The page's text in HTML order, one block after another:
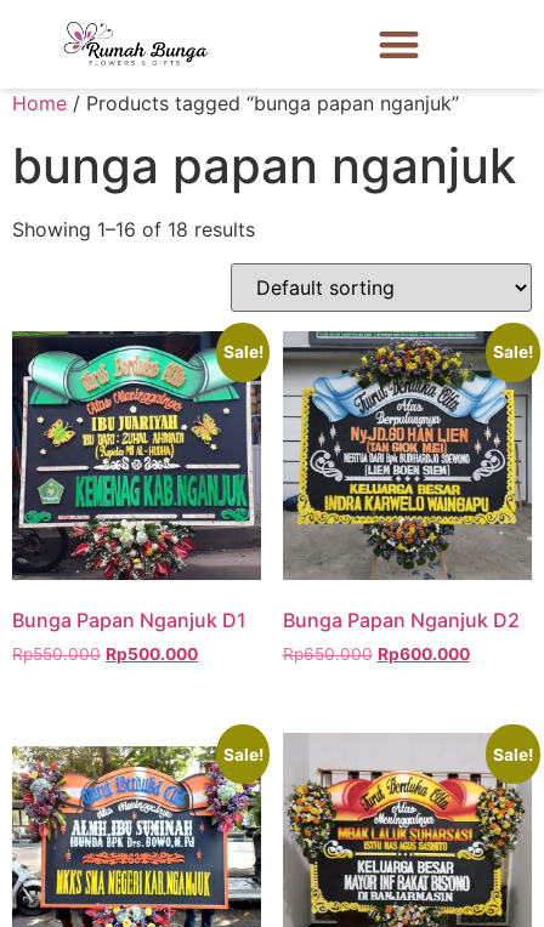
Home / Products tagged “bunga papan nganjuk”
bunga papan nganjuk
Showing 1–16 of 18 results
Sale!
Bunga Papan Nganjuk D1
Rp550.000 Rp500.000
Sale!
Bunga Papan Nganjuk D2
Rp650.000 Rp600.000
Sale! Sale!